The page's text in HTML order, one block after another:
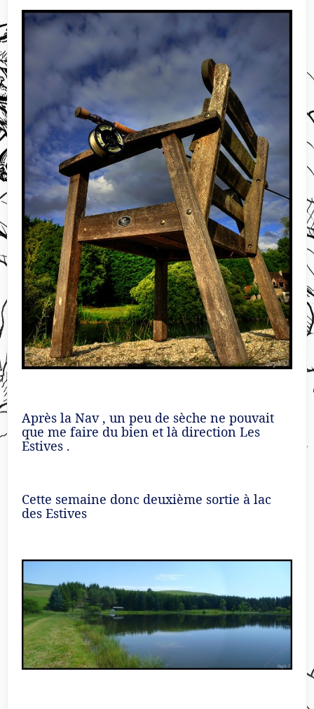
Après la Nav , un peu de sèche ne pouvait
que me faire du bien et là direction Les
Estives .
Cette semaine donc deuxième sortie à lac
des Estives